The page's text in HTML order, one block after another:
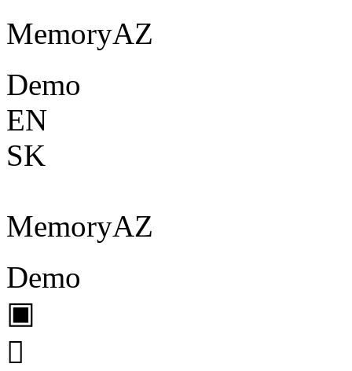
MemoryAZ
Demo
EN
SK
MemoryAZ
Demo
▣
